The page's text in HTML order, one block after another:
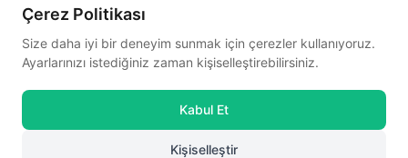
Çerez Politikası
Size daha iyi bir deneyim sunmak için çerezler kullanıyoruz.
Ayarlarınızı istediğiniz zaman kişiselleştirebilirsiniz.
Kabul Et
Kişiselleştir